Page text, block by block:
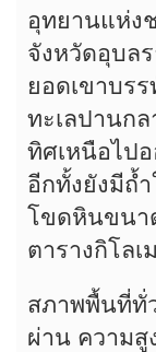
อุทยานแห่ง
จังหวัดอุบล
ยอดเขาบร
ทะเลปานก
ทิศเหนือไป
อีกทั้งยังมีถ้
โขดหินขนา
ตารางกิโลเ
สภาพพื้นที่ทั่
ผ่าน ความสู